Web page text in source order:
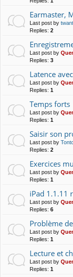
Earmaster,
Last post by
Replies: 2
Last post by
Replies: 3
Latence
Last post by
Replies: 1
Temps forts
Last post by
Replies: 1
Saisir son
Last post by
Replies: 2
Exercices
Last post by
Replies: 1
iPad 1.1.11
Last post by
Replies: 6
Problème
Last post by
Replies: 1
Lecture et
Last post by
Replies: 1